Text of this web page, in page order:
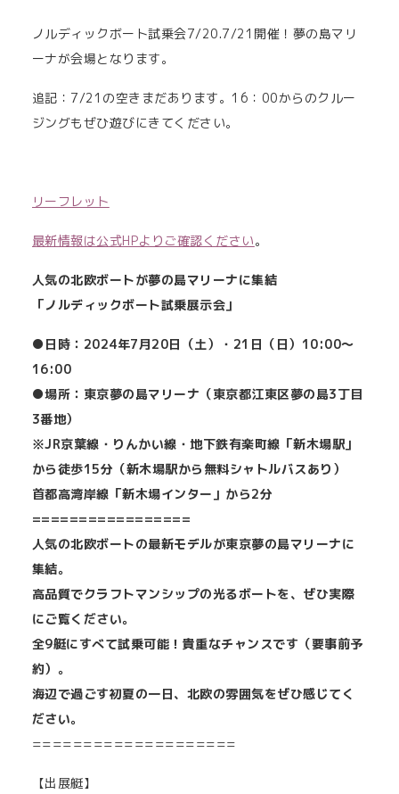
ノルディックボート試乗会7/20.7/21開催！夢の島マリ
ーナが会場となります。
追記：7/21の空きまだあります。16：00からのクルー
ジングもぜひ遊びにきてください。
リーフレット
最新情報は公式HPよりご確認ください。
人気の北欧ボートが夢の島マリーナに集結
「ノルディックボート試乗展示会」
●日時： 2024年7月20日（土）・21日（日）10:00～
16:00
●場所：東京夢の島マリーナ（東京都江東区夢の島3丁目
3番地）
※JR京葉線・りんかい線・地下鉄有楽町線「新木場駅」
から徒歩15分（新木場駅から無料シャトルバスあり）
首都高湾岸線「新木場インター」から2分
=================
人気の北欧ボートの最新モデルが東京夢の島マリーナに
集結。
高品質でクラフトマンシップの光るボートを、ぜひ実際
にご覧ください。
全9艇にすべて試乗可能！貴重なチャンスです（要事前予
約）。
海辺で過ごす初夏の一日、北欧の雰囲気をぜひ感じてく
ださい。
====================
【出展艇】